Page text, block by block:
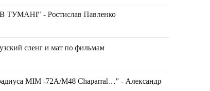
- Ростислав Павленко
сленг и мат по фильмам
MIM -72A/M48 Chaparral…" - Александр